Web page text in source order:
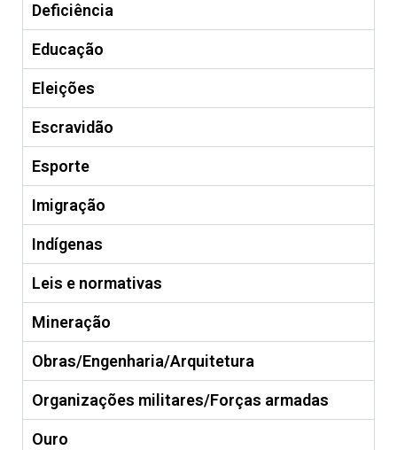
Deficiência
Educação
Eleições
Escravidão
Esporte
Imigração
Indígenas
Leis e normativas
Mineração
Obras/Engenharia/Arquitetura
Organizações militares/Forças armadas
Ouro